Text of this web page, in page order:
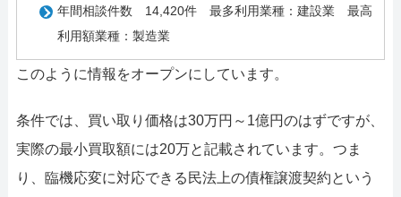
年間相談件数 14,420件 最多利用業種：建設業 最高
利用額業種：製造業
このように情報をオープンにしています。
条件では、買い取り価格は30万円～1億円のはずですが、
実際の最小買取額には20万と記載されています。つま
り、臨機応変に対応できる民法上の債権譲渡契約という